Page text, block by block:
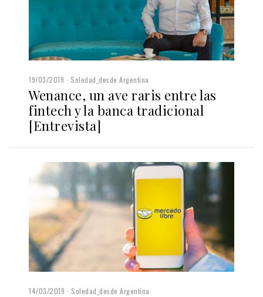
19/03/2019 Soledad_desde Argentina
Wenance, un ave raris entre las
fintech y la banca tradicional
[Entrevista]
14/03/2019 Soledad_desde Argentina